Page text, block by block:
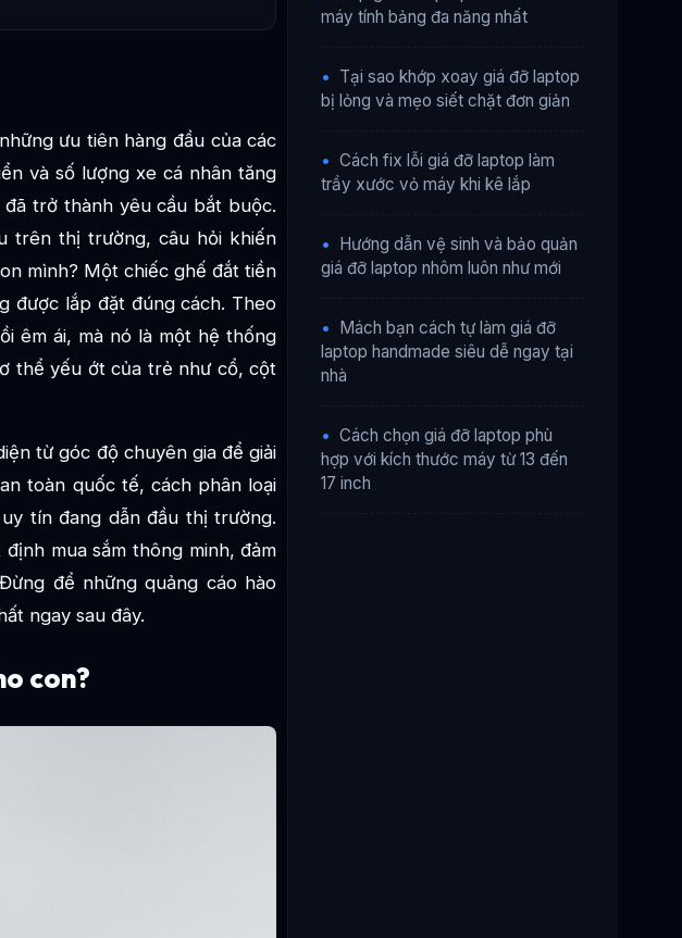
ưu tiên hàng đầu của các
và số lượng xe cá nhân tăng
trở thành yêu cầu bắt buộc.
trên thị trường, câu hỏi khiến
mình? Một chiếc ghế đắt tiền
được lắp đặt đúng cách. Theo
êm ái, mà nó là một hệ thống
thể yếu ớt của trẻ như cổ, cột
từ góc độ chuyên gia để giải
toàn quốc tế, cách phân loại
tín đang dẫn đầu thị trường.
mua sắm thông minh, đảm
để những quảng cáo hào
ngay sau đây.
con?
máy tính bảng đa năng nhất
• Tại sao khớp xoay giá đỡ laptop
bị lỏng và mẹo siết chặt đơn giản
• Cách fix lỗi giá đỡ laptop làm
trầy xước vỏ máy khi kê lắp
• Hướng dẫn vệ sinh và bảo quản
giá đỡ laptop nhôm luôn như mới
• Mách bạn cách tự làm giá đỡ
laptop handmade siêu dễ ngay tại
nhà
• Cách chọn giá đỡ laptop phù
hợp với kích thước máy từ 13 đến
17 inch